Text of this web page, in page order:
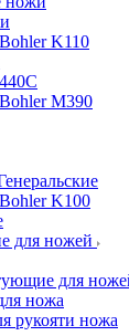
K110
M390
K100
для ножей
для
ножа
рукояти ножа